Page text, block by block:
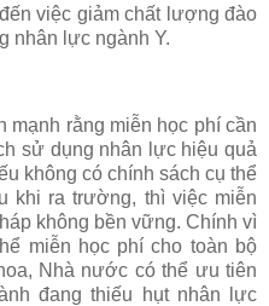
việc giảm chất lượng đào
nhân lực ngành Y.
mạnh rằng miễn học phí cần
sử dụng nhân lực hiệu quả
không có chính sách cụ thể
khi ra trường, thì việc miễn
không bền vững. Chính vì
miễn học phí cho toàn bộ
Nhà nước có thể ưu tiên
đang thiếu hụt nhân lực